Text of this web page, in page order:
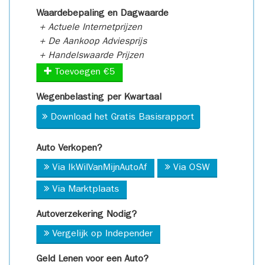
Waardebepaling en Dagwaarde
+ Actuele Internetprijzen
+ De Aankoop Adviesprijs
+ Handelswaarde Prijzen
Toevoegen €5
Wegenbelasting per Kwartaal
Download het Gratis Basisrapport
Auto Verkopen?
Via IkWilVanMijnAutoAf Via OSW
Via Marktplaats
Autoverzekering Nodig?
Vergelijk op Independer
Geld Lenen voor een Auto?